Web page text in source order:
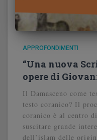
APPROFONDIMENTI
“Una nuova
opere di
Il Damasceno come
testo coranico? Il
coranico è al centro
suscitare grande
dell’islam delle